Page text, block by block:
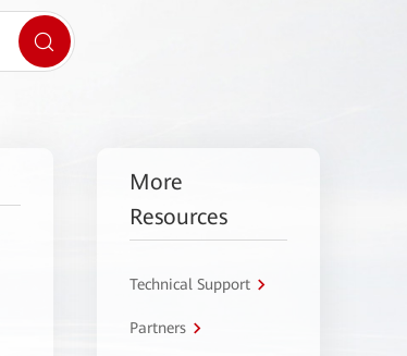
More
Resources
Technical Support
Partners